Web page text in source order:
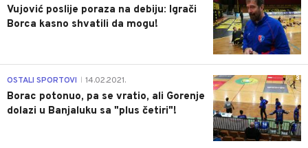
Vujović poslije poraza na debiju: Igrači
Borca kasno shvatili da mogu!
3
OSTALI SPORTOVI 14.02.2021.
Borac potonuo, pa se vratio, ali Gorenje
dolazi u Banjaluku sa "plus četiri"!